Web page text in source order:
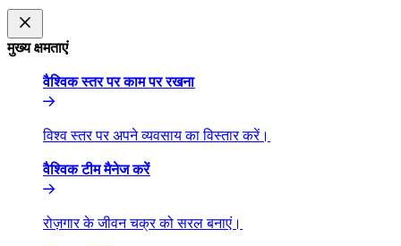
मुख्य क्षमताएं​​
वैश्विक स्तर पर काम पर रखना​​
विश्व स्तर पर अपने व्यवसाय का विस्तार करें।​​
वैश्विक टीम मैनेज करें​​
रोज़गार के जीवन चक्र को सरल बनाएं।​​